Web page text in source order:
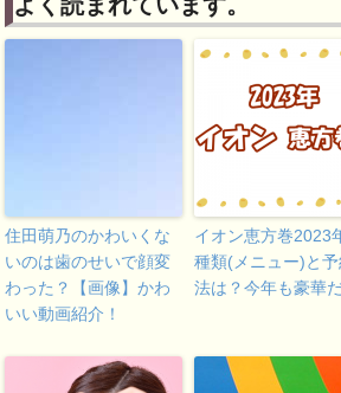
住田萌乃のかわいくな
いのは歯のせいで顔変
わった？【画像】かわ
いい動画紹介！
イオン恵方巻2023
種類(メニュー)と
法は？今年も豪華だ